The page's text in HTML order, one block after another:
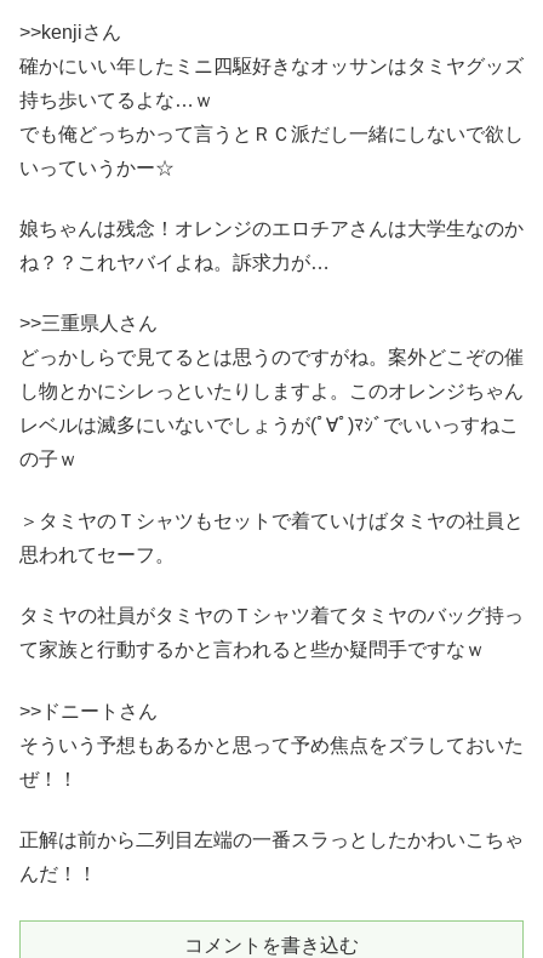
>>kenjiさん
確かにいい年したミニ四駆好きなオッサンはタミヤグッズ
持ち歩いてるよな…ｗ
でも俺どっちかって言うとＲＣ派だし一緒にしないで欲し
いっていうかー☆
娘ちゃんは残念！オレンジのエロチアさんは大学生なのか
ね？？これヤバイよね。訴求力が…
>>三重県人さん
どっかしらで見てるとは思うのですがね。案外どこぞの催
し物とかにシレっといたりしますよ。このオレンジちゃん
レベルは滅多にいないでしょうが(ﾟ∀ﾟ)ﾏｼﾞでいいっすねこ
の子ｗ
＞タミヤのＴシャツもセットで着ていけばタミヤの社員と
思われてセーフ。
タミヤの社員がタミヤのＴシャツ着てタミヤのバッグ持っ
て家族と行動するかと言われると些か疑問手ですなｗ
>>ドニートさん
そういう予想もあるかと思って予め焦点をズラしておいた
ぜ！！
正解は前から二列目左端の一番スラっとしたかわいこちゃ
んだ！！
コメントを書き込む